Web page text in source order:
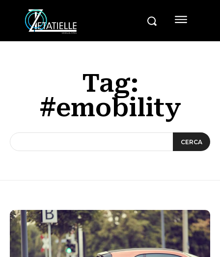
Tag:
#emobility
CERCA